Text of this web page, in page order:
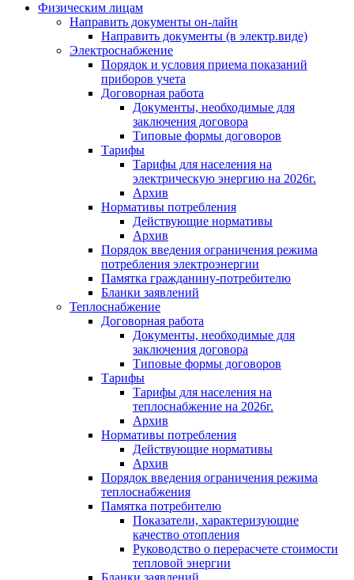
Физическим лицам
Направить документы он-лайн
Направить документы (в электр.виде)
Электроснабжение
Порядок и условия приема показаний
приборов учета
Договорная работа
Документы, необходимые для
заключения договора
Типовые формы договоров
Тарифы
Тарифы для населения на
электрическую энергию на 2026г.
Архив
Нормативы потребления
Действующие нормативы
Архив
Порядок введения ограничения режима
потребления электроэнергии
Памятка гражданину-потребителю
Бланки заявлений
Теплоснабжение
Договорная работа
Документы, необходимые для
заключения договора
Типовые формы договоров
Тарифы
Тарифы для населения на
теплоснабжение на 2026г.
Архив
Нормативы потребления
Действующие нормативы
Архив
Порядок введения ограничения режима
теплоснабжения
Памятка потребителю
Показатели, характеризующие
качество отопления
Руководство о перерасчете стоимости
тепловой энергии